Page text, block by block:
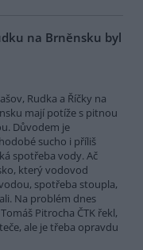
na Brněnsku byl
Rudka a Říčky na
mají potíže s pitnou
Důvodem je
sucho i příliš
spotřeba vody. Ač
který vodovod
spotřeba stoupla,
Na problém dnes
Pitrocha ČTK řekl,
ale je třeba opravdu